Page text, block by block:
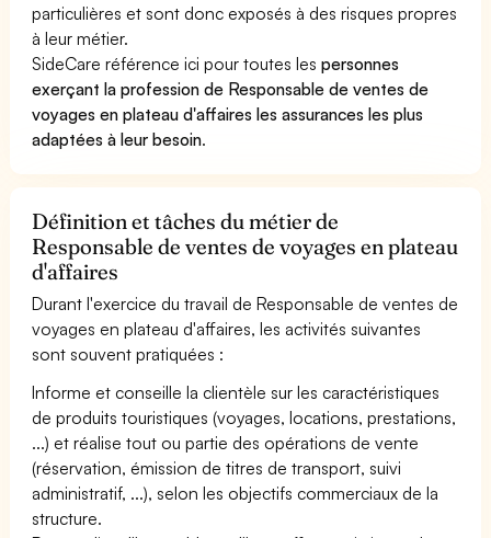
particulières et sont donc exposés à des risques propres
à leur métier.
SideCare référence ici pour toutes lespersonnes
exerçant la profession de Responsable de ventes de
voyages en plateau d'affaires les assurances les plus
adaptées à leur besoin.
Définition et tâches du métier de
Responsable de ventes de voyages en plateau
d'affaires
Durant l'exercice du travail de Responsable de ventes de
voyages en plateau d'affaires, les activités suivantes
sont souvent pratiquées :
Informe et conseille la clientèle sur les caractéristiques
de produits touristiques (voyages, locations, prestations,
...) et réalise tout ou partie des opérations de vente
(réservation, émission de titres de transport, suivi
administratif, ...), selon les objectifs commerciaux de la
structure.